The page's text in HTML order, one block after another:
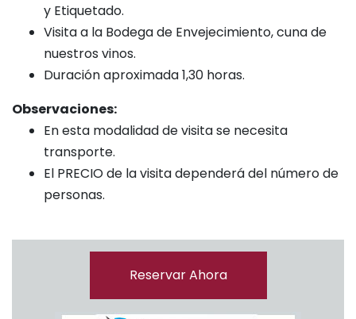
y Etiquetado.
Visita a la Bodega de Envejecimiento, cuna de
nuestros vinos.
Duración aproximada 1,30 horas.
Observaciones:
En esta modalidad de visita se necesita
transporte.
El PRECIO de la visita dependerá del número de
personas.
Reservar Ahora